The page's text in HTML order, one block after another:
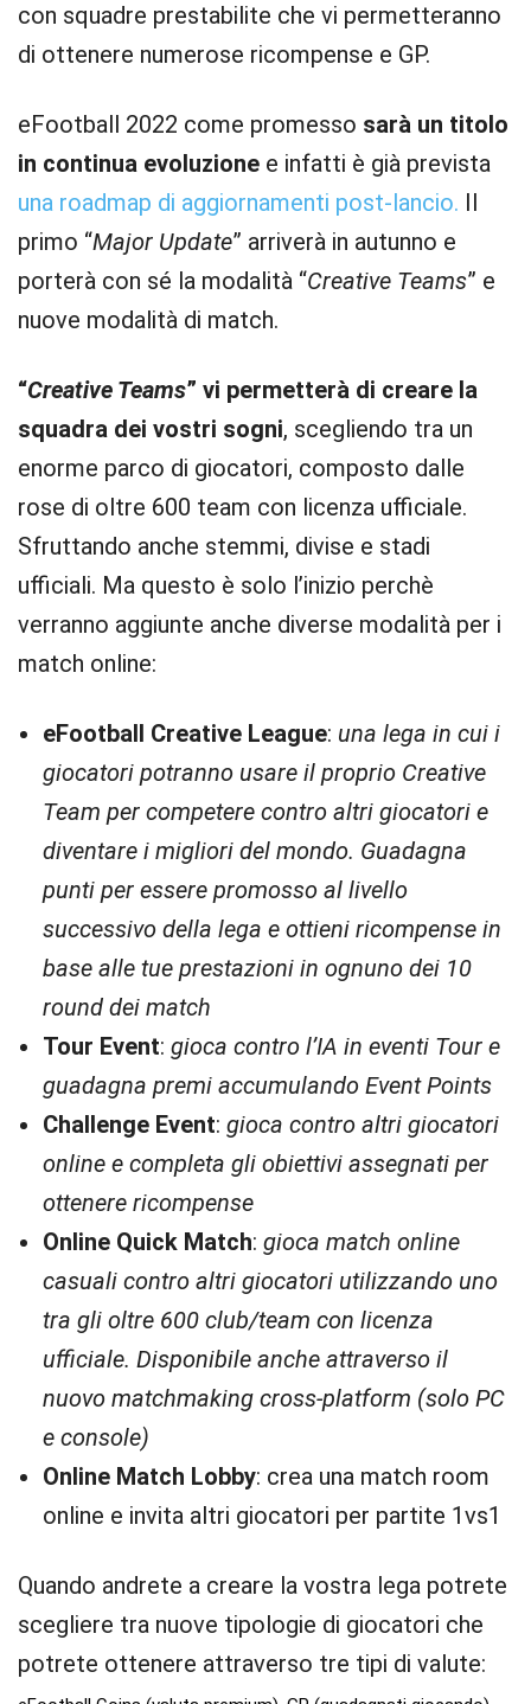
con squadre prestabilite che vi permetteranno
di ottenere numerose ricompense e GP.
eFootball 2022 come promesso sarà un titolo
in continua evoluzione e infatti è già prevista
una roadmap di aggiornamenti post-lancio. Il
primo “Major Update” arriverà in autunno e
porterà con sé la modalità “Creative Teams” e
nuove modalità di match.
“Creative Teams” vi permetterà di creare la
squadra dei vostri sogni, scegliendo tra un
enorme parco di giocatori, composto dalle
rose di oltre 600 team con licenza ufficiale.
Sfruttando anche stemmi, divise e stadi
ufficiali. Ma questo è solo l’inizio perchè
verranno aggiunte anche diverse modalità per i
match online:
eFootball Creative League: una lega in cui i
giocatori potranno usare il proprio Creative
Team per competere contro altri giocatori e
diventare i migliori del mondo. Guadagna
punti per essere promosso al livello
successivo della lega e ottieni ricompense in
base alle tue prestazioni in ognuno dei 10
round dei match
Tour Event: gioca contro l’IA in eventi Tour e
guadagna premi accumulando Event Points
Challenge Event: gioca contro altri giocatori
online e completa gli obiettivi assegnati per
ottenere ricompense
Online Quick Match: gioca match online
casuali contro altri giocatori utilizzando uno
tra gli oltre 600 club/team con licenza
ufficiale. Disponibile anche attraverso il
nuovo matchmaking cross-platform (solo PC
e console)
Online Match Lobby: crea una match room
online e invita altri giocatori per partite 1vs1
Quando andrete a creare la vostra lega potrete
scegliere tra nuove tipologie di giocatori che
potrete ottenere attraverso tre tipi di valute: